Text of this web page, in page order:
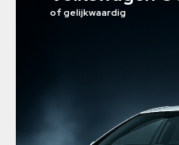
of gelijkwaardig